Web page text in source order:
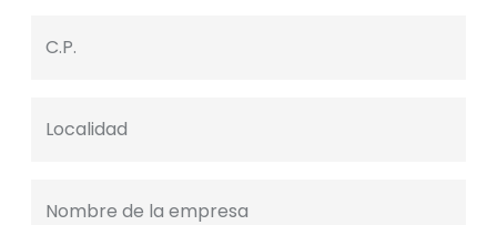
C.P.
Localidad
Nombre de la empresa